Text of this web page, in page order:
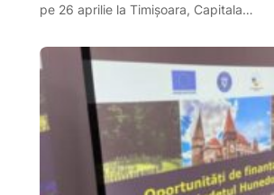
pe 26 aprilie la Timișoara, Capitala…